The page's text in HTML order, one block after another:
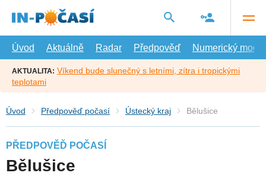
hlavní
Úvod
Aktuálně Radar Předpověď Numerický model
AKTUALITA: Víkend bude slunečný s letními, zítra i tropickými
teplotami
Úvod Předpověď počasí Ústecký kraj Bělušice
PŘEDPOVĚĎ POČASÍ
Bělušice